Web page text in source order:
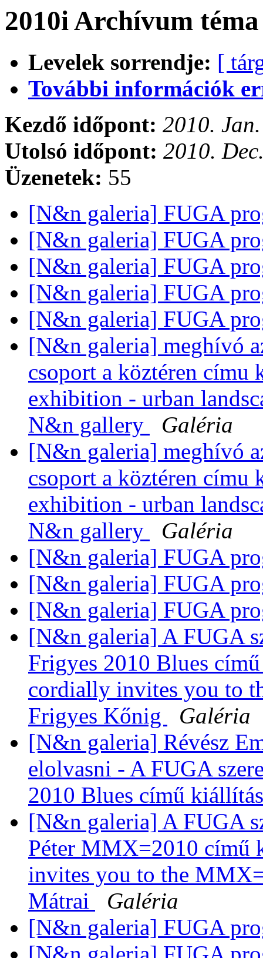
2010i Archívum
Levelek sorrendje: [
További információk
Kezdő időpont: 2010.
Utolsó időpont: 2010.
Üzenetek: 55
[N&n galeria] FUGA
[N&n galeria] FUGA
[N&n galeria] FUGA
[N&n galeria] FUGA
[N&n galeria] FUGA
[N&n galeria] meghívó
csoport a köztéren
exhibition - urban
N&n gallery
Galéria
[N&n galeria] meghívó
csoport a köztéren
exhibition - urban
N&n gallery
Galéria
[N&n galeria] FUGA
[N&n galeria] FUGA
[N&n galeria] FUGA
[N&n galeria] A FUGA
Frigyes 2010 Blues
cordially invites you to
Frigyes Kőnig
Galéria
[N&n galeria] Révész
elolvasni - A FUGA
2010 Blues című
[N&n galeria] A FUGA
Péter MMX=2010 című
invites you to the
Mátrai
Galéria
[N&n galeria] FUGA